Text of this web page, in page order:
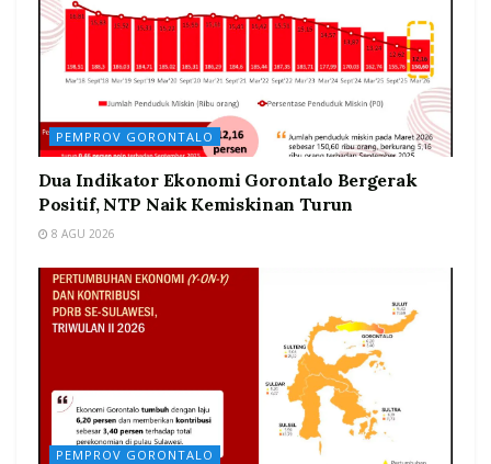
PEMPROV GORONTALO
Dua Indikator Ekonomi Gorontalo Bergerak
Positif, NTP Naik Kemiskinan Turun
8 AGU 2026
PEMPROV GORONTALO